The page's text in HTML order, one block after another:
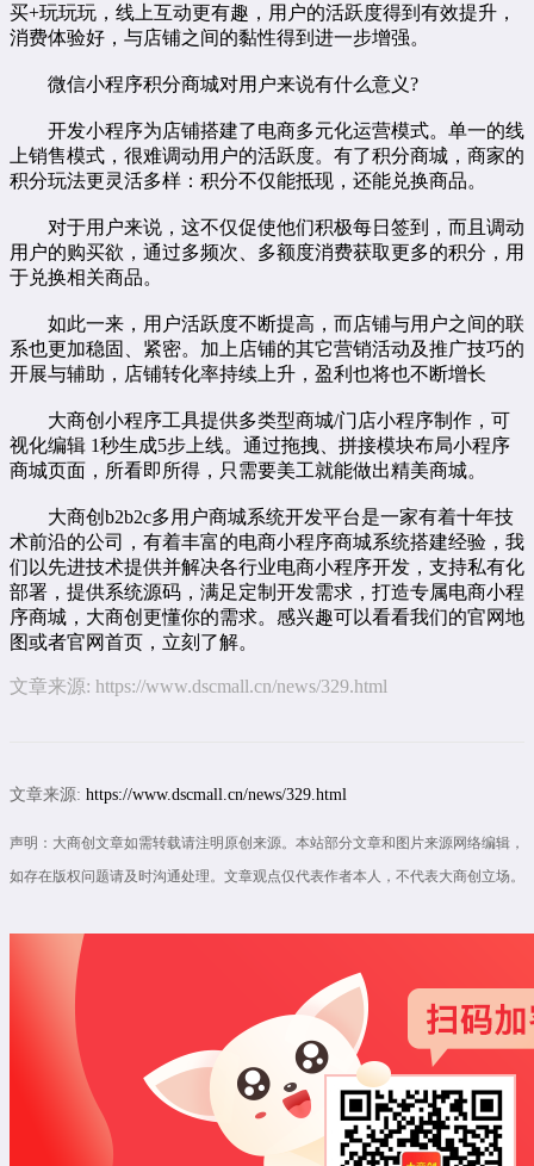
买+玩玩玩，线上互动更有趣，用户的活跃度得到有效提升，
消费体验好，与店铺之间的黏性得到进一步增强。
微信小程序积分商城对用户来说有什么意义?
开发小程序为店铺搭建了电商多元化运营模式。单一的线
上销售模式，很难调动用户的活跃度。有了积分商城，商家的
积分玩法更灵活多样：积分不仅能抵现，还能兑换商品。
对于用户来说，这不仅促使他们积极每日签到，而且调动
用户的购买欲，通过多频次、多额度消费获取更多的积分，用
于兑换相关商品。
如此一来，用户活跃度不断提高，而店铺与用户之间的联
系也更加稳固、紧密。加上店铺的其它营销活动及推广技巧的
开展与辅助，店铺转化率持续上升，盈利也将也不断增长
大商创小程序工具提供多类型商城/门店小程序制作，可
视化编辑 1秒生成5步上线。通过拖拽、拼接模块布局小程序
商城页面，所看即所得，只需要美工就能做出精美商城。
大商创 b2b2c多用户商城系统开发平台是一家有着十年技
术前沿的公司，有着丰富的电商小程序商城系统搭建经验，我
们以先进技术提供并解决各行业电商小程序开发 ，支持私有化
部署，提供系统源码，满足定制开发需求，打造专属电商小程
序商城 ，大商创更懂你的需求。感兴趣可以看看我们的官网地
图或者官网首页，立刻了解。
文章来源: https://www.dscmall.cn/news/329.html
文章来源: https://www.dscmall.cn/news/329.html
声明：大商创文章如需转载请注明原创来源。本站部分文章和图片来源网络编辑，
如存在版权问题请及时沟通处理。文章观点仅代表作者本人，不代表大商创立场。